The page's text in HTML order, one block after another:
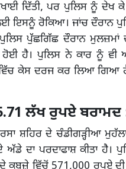
ਦਿੱਤੀ, ਪਰ ਪੁਲਿਸ ਨੂੰ ਦੇਖ
ਲਈ ਇਸਨੂੰ ਰੋਕਿਆ। ਜਾਂਚ ਦੌਰਾਨ
ਪੁਲਿਸ ਪੁੱਛਗਿੱਛ ਦੌਰਾਨ ਮੁਲਜ਼ਮਾਂ
ਹੈ। ਪੁਲਿਸ ਨੇ ਕਾਰ ਨੂੰ
ਵਿੱਚ ਕੇਸ ਦਰਜ ਕਰ ਲਿਆ
ਲੱਖ ਰੁਪਏ ਬਰਾਮਦ
ਸ਼ਹਿਰ ਦੇ ਚੰਡੀਗੜ੍ਹੀਆ
ਦਾ ਪਰਦਾਫਾਸ਼ ਕੀਤਾ ਹੈ।